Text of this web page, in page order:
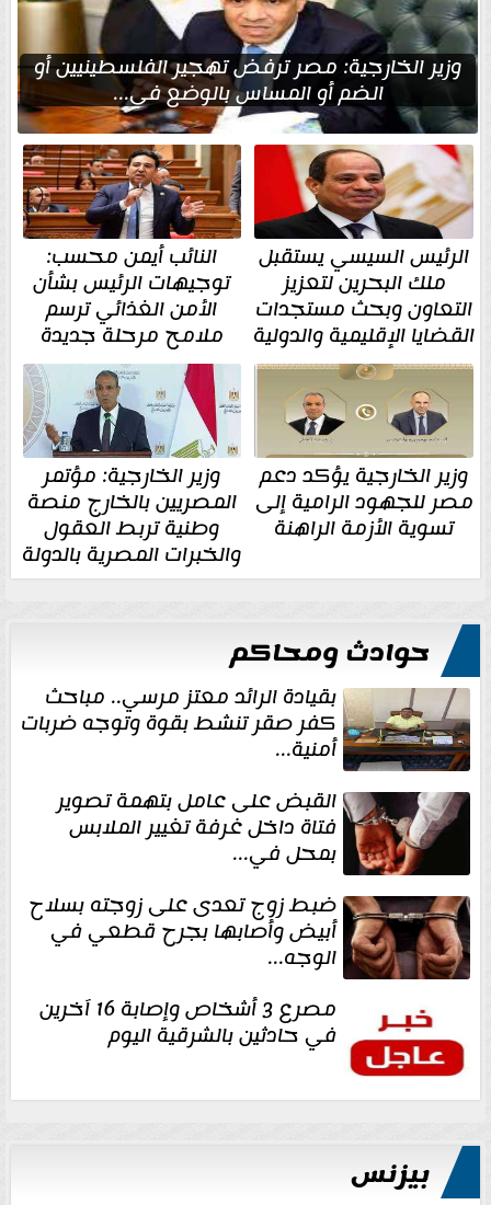
وزير الخارجية: مصر ترفض تهجير الفلسطينيين أو
الضم أو المساس بالوضع في...
الرئيس السيسي يستقبل
ملك البحرين لتعزيز
التعاون وبحث مستجدات
القضايا الإقليمية والدولية
النائب أيمن محسب:
توجيهات الرئيس بشأن
الأمن الغذائي ترسم
ملامح مرحلة جديدة
وزير الخارجية يؤكد دعم
مصر للجهود الرامية إلى
تسوية الأزمة الراهنة
وزير الخارجية: مؤتمر
المصريين بالخارج منصة
وطنية تربط العقول
والخبرات المصرية بالدولة
حوادث ومحاكم
بقيادة الرائد معتز مرسي.. مباحث
كفر صقر تنشط بقوة وتوجه ضربات
أمنية...
القبض على عامل بتهمة تصوير
فتاة داخل غرفة تغيير الملابس
بمحل في...
ضبط زوج تعدى على زوجته بسلاح
أبيض وأصابها بجرح قطعي في
الوجه...
مصرع 3 أشخاص وإصابة 16 آخرين
في حادثين بالشرقية اليوم
بيزنس